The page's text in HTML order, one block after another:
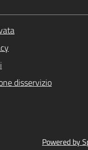
disservizio
Powered by